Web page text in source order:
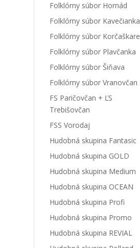
Folklórny súbor Hornád
Folklórny súbor Kavečianka
Folklórny súbor Korčaškare
Folklórny súbor Plavčanka
Folklórny súbor Šiňava
Folklórny súbor Vranovčan
FS Paričovčan + ĽS
Trebišovčan
FSS Vorodaj
Hudobná skupina Fantasic
Hudobná skupina GOLD
Hudobná skupina Medium
Hudobná skupina OCEAN
Hudobná skupina Profi
Hudobná skupina Promo
Hudobná skupina REVIAL